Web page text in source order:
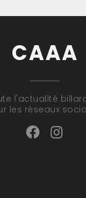
CAAA
l'actualité
les réseaux